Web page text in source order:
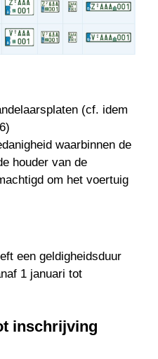
(cf. idem
waarbinnen de
houder van de
om het voertuig
een geldigheidsduur
1 januari tot
inschrijving